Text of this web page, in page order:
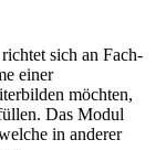
sich an Fach-
einer
möchten,
Das Modul
in anderer